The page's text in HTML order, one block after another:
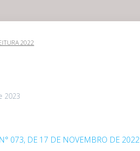
2022
2023
073, DE 17 DE NOVEMBRO DE 2022